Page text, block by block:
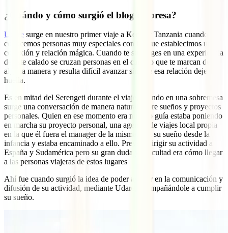
¿Cuándo y cómo surgió el blog/empresa?
Udare surge en nuestro primer viaje a Kenia y Tanzania cuando
conocemos personas muy especiales con las que establecimos una
conexión y relación mágica. Cuando te sumerges en una experiencia
de este calado se cruzan personas en el camino que te marcan de
alguna manera y resulta difícil avanzar sin que esa relación deje
huella.
Es en mitad del Serengeti durante el viaje, cuando en una sobremesa
surge una conversación de manera natural sobre sueños y proyectos
personales. Quien en ese momento era nuestro guía estaba poniendo
en marcha su proyecto personal, una agencia de viajes local propia
en la que él fuera el manager de la misma. Era su sueño desde la
infancia y estaba encaminado a ello. Preveía dirigir su actividad a
España y Sudamérica pero su gran duda y dificultad era cómo llegar
a las personas viajeras de estos lugares
Ahí fue cuando surgió la idea de poder ayudar en la comunicación y
difusión de su actividad, mediante Udare, acompañándole a cumplir
su sueño.